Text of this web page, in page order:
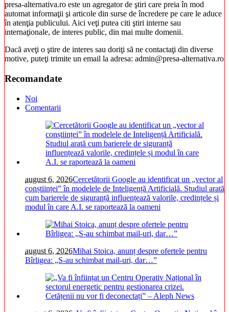
presa-alternativa.ro este un agregator de ştiri care preia în mod
automat informaţii şi articole din surse de încredere pe care le aduce
în atenţia publicului. Aici veţi putea citi ştiri interne sau
internaţionale, de interes public, din mai multe domenii.
Dacă aveţi o ştire de interes sau doriţi să ne contactaţi din diverse
motive, puteţi trimite un email la adresa: admin@presa-alternativa.ro
Recomandate
Noi
Comentarii
august 6, 2026Cercetătorii Google au identificat un „vector al
conștiinței” în modelele de Inteligență Artificială. Studiul arată
cum barierele de siguranță influențează valorile, credințele și
modul în care A.I. se raportează la oameni
august 6, 2026Mihai Stoica, anunț despre ofertele pentru
Bîrligea: „S-au schimbat mail-uri, dar…”